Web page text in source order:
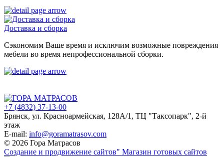
Доставка и сборка
Сэкономим Ваше время и исключим возможные повреждения
мебели во время непрофессиональной сборки.
+7 (4832) 37-13-00
Брянск, ул. Красноармейская, 128А/1, ТЦ "Таксопарк", 2-й
этаж
E-mail: info@goramatrasov.com
© 2026 Гора Матрасов
Создание и продвижение сайтов" Магазин готовых сайтов